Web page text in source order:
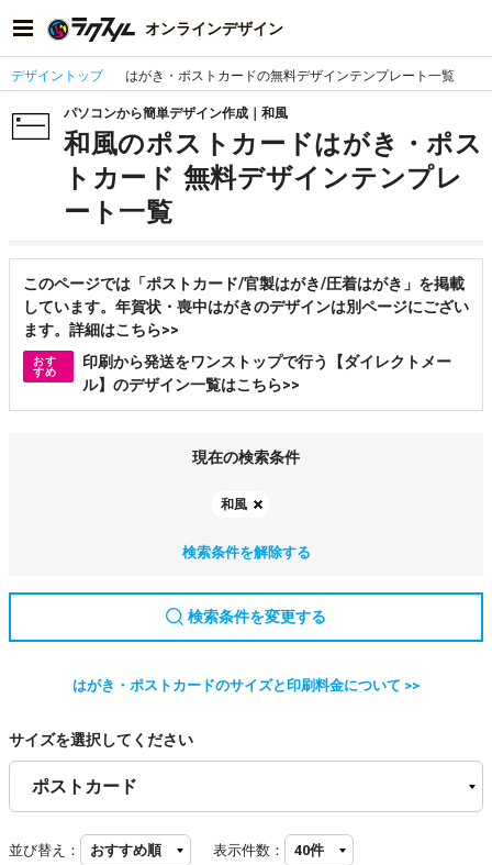
オンラインデザイン
デザイントップ はがき・ポストカードの無料デザインテンプレート一覧
パソコンから簡単デザイン作成｜和風
和風のポストカードはがき・ポス
トカード 無料デザインテンプレ
ート一覧
このページでは「ポストカード/官製はがき/圧着はがき」を掲載
しています。年賀状・喪中はがきのデザインは別ページにござい
ます。詳細はこちら>>
おす
すめ
印刷から発送をワンストップで行う【ダイレクトメー
ル】のデザイン一覧はこちら>>
現在の検索条件
和風
検索条件を解除する
検索条件を変更する
はがき・ポストカードのサイズと印刷料金について >>
サイズを選択してください
並び替え： 表示件数：